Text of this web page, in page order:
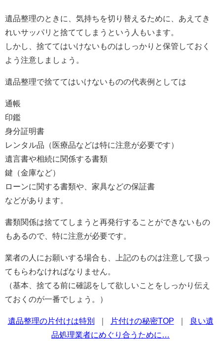
遺品整理のときに、気持ちを切り替えるために、あえてき
れいサッパリと捨ててしまうという人もいます。
しかし、捨ててはいけないものはしっかりと保管しておく
よう注意しましょう。
遺品整理で捨ててはいけないものの代表例としては
通帳
印鑑
身分証明書
レンタル品（医療品などは特に注意が必要です）
遺言書や相続に関係する書類
鍵（金庫など）
ローンに関する書類や、家具などの保証書
などがあります。
書類関係は捨ててしまうと再発行することができないもの
もあるので、特に注意が必要です。
業者の人にお願いする場合も、上記のものは注意して扱っ
てもらわなければなりません。
（基本、捨てる前に確認をして欲しいことをしっかり伝え
ておくのが一番でしょう。）
遺品整理の片付けは特別 片付けの秘密TOP
良い遺
品処理業者にめぐり合うために…